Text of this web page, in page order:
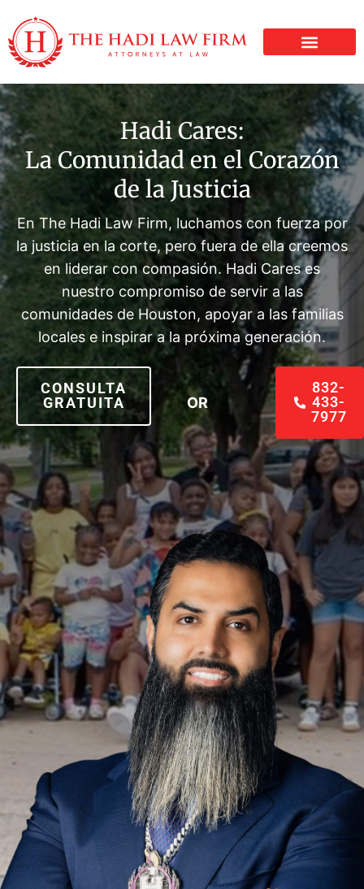
Hadi Cares:
La Comunidad en el Corazón
de la Justicia
En The Hadi Law Firm, luchamos con fuerza por
la justicia en la corte, pero fuera de ella creemos
en liderar con compasión. Hadi Cares es
nuestro compromiso de servir a las
comunidades de Houston, apoyar a las familias
locales e inspirar a la próxima generación.
CONSULTA
GRATUITA
OR
832-
433-
7977